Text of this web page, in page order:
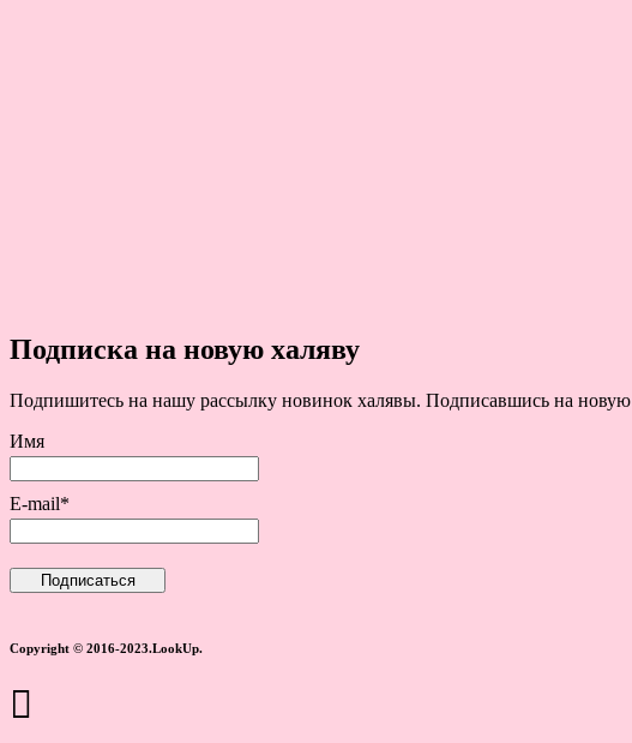
Подписка на новую халяву
Подпишитесь на нашу рассылку новинок халявы. Подписавшись на новую
Имя
E-mail*
Copyright © 2016-2023.LookUp.